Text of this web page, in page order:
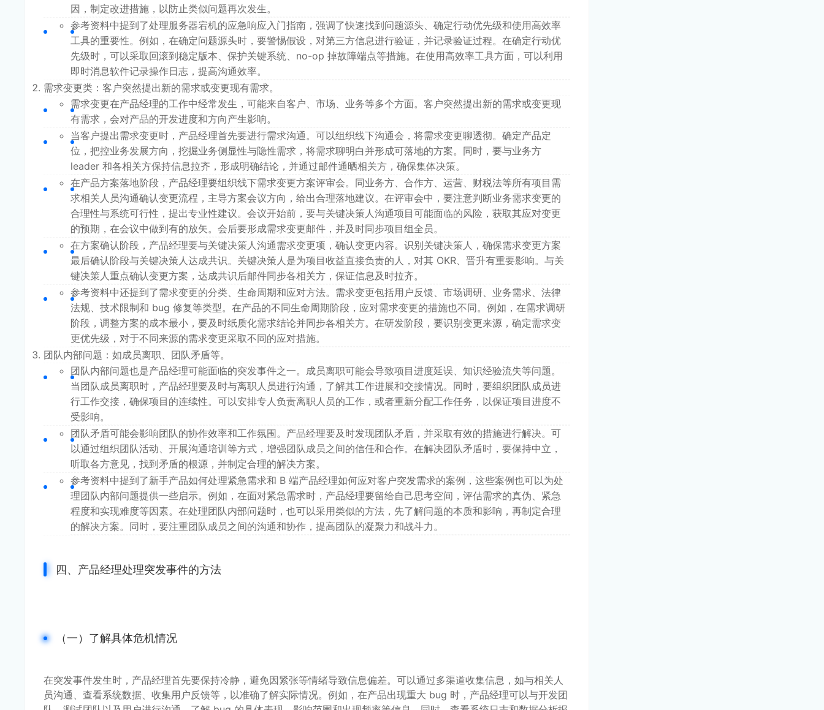
因，制定改进措施，以防止类似问题再次发生。
参考资料中提到了处理服务器宕机的应急响应入门指南，强调了快速找到问题源头、确定行动优先级和使用高效率
工具的重要性。例如，在确定问题源头时，要警惕假设，对第三方信息进行验证，并记录验证过程。在确定行动优
先级时，可以采取回滚到稳定版本、保护关键系统、no-op 掉故障端点等措施。在使用高效率工具方面，可以利用
即时消息软件记录操作日志，提高沟通效率。
需求变更类：客户突然提出新的需求或变更现有需求。
需求变更在产品经理的工作中经常发生，可能来自客户、市场、业务等多个方面。客户突然提出新的需求或变更现
有需求，会对产品的开发进度和方向产生影响。
当客户提出需求变更时，产品经理首先要进行需求沟通。可以组织线下沟通会，将需求变更聊透彻。确定产品定
位，把控业务发展方向，挖掘业务侧显性与隐性需求，将需求聊明白并形成可落地的方案。同时，要与业务方
leader 和各相关方保持信息拉齐，形成明确结论，并通过邮件通晒相关方，确保集体决策。
在产品方案落地阶段，产品经理要组织线下需求变更方案评审会。同业务方、合作方、运营、财税法等所有项目需
求相关人员沟通确认变更流程，主导方案会议方向，给出合理落地建议。在评审会中，要注意判断业务需求变更的
合理性与系统可行性，提出专业性建议。会议开始前，要与关键决策人沟通项目可能面临的风险，获取其应对变更
的预期，在会议中做到有的放矢。会后要形成需求变更邮件，并及时同步项目组全员。
在方案确认阶段，产品经理要与关键决策人沟通需求变更项，确认变更内容。识别关键决策人，确保需求变更方案
最后确认阶段与关键决策人达成共识。关键决策人是为项目收益直接负责的人，对其 OKR、晋升有重要影响。与关
键决策人重点确认变更方案，达成共识后邮件同步各相关方，保证信息及时拉齐。
参考资料中还提到了需求变更的分类、生命周期和应对方法。需求变更包括用户反馈、市场调研、业务需求、法律
法规、技术限制和 bug 修复等类型。在产品的不同生命周期阶段，应对需求变更的措施也不同。例如，在需求调研
阶段，调整方案的成本最小，要及时纸质化需求结论并同步各相关方。在研发阶段，要识别变更来源，确定需求变
更优先级，对于不同来源的需求变更采取不同的应对措施。
团队内部问题：如成员离职、团队矛盾等。
团队内部问题也是产品经理可能面临的突发事件之一。成员离职可能会导致项目进度延误、知识经验流失等问题。
当团队成员离职时，产品经理要及时与离职人员进行沟通，了解其工作进展和交接情况。同时，要组织团队成员进
行工作交接，确保项目的连续性。可以安排专人负责离职人员的工作，或者重新分配工作任务，以保证项目进度不
受影响。
团队矛盾可能会影响团队的协作效率和工作氛围。产品经理要及时发现团队矛盾，并采取有效的措施进行解决。可
以通过组织团队活动、开展沟通培训等方式，增强团队成员之间的信任和合作。在解决团队矛盾时，要保持中立，
听取各方意见，找到矛盾的根源，并制定合理的解决方案。
参考资料中提到了新手产品如何处理紧急需求和 B 端产品经理如何应对客户突发需求的案例，这些案例也可以为处
理团队内部问题提供一些启示。例如，在面对紧急需求时，产品经理要留给自己思考空间，评估需求的真伪、紧急
程度和实现难度等因素。在处理团队内部问题时，也可以采用类似的方法，先了解问题的本质和影响，再制定合理
的解决方案。同时，要注重团队成员之间的沟通和协作，提高团队的凝聚力和战斗力。
四、产品经理处理突发事件的方法
（一）了解具体危机情况
在突发事件发生时，产品经理首先要保持冷静，避免因紧张等情绪导致信息偏差。可以通过多渠道收集信息，如与相关人
员沟通、查看系统数据、收集用户反馈等，以准确了解实际情况。例如，在产品出现重大 bug 时，产品经理可以与开发团